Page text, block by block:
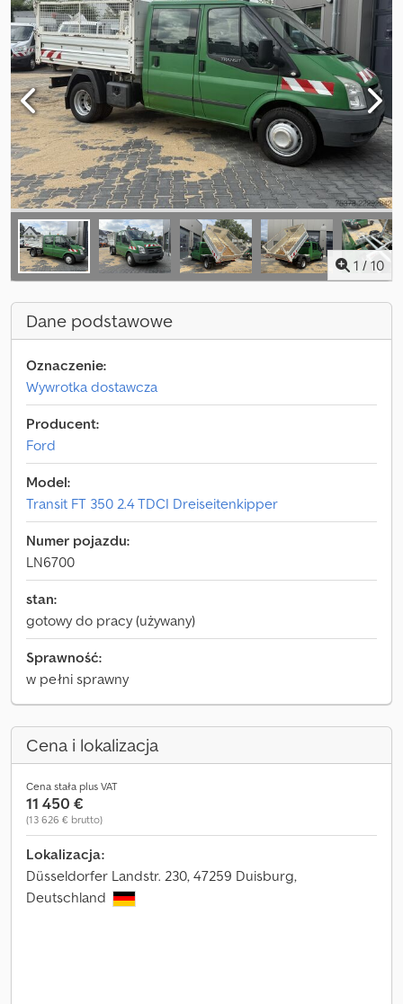
1 / 10
Dane podstawowe
Oznaczenie:
Wywrotka dostawcza
Producent:
Ford
Model:
Transit FT 350 2.4 TDCI Dreiseitenkipper
Numer pojazdu:
LN6700
stan:
gotowy do pracy (używany)
Sprawność:
w pełni sprawny
Cena i lokalizacja
Cena stała plus VAT
11 450 €
(13 626 € brutto)
Lokalizacja:
Düsseldorfer Landstr. 230, 47259 Duisburg,
Deutschland